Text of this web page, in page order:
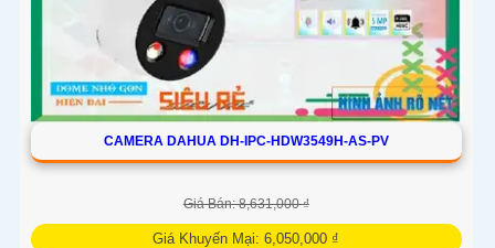
CAMERA DAHUA DH-IPC-HDW3549H-AS-PV
Giá Bán: 8,631,000 ₫
Giá Khuyến Mại: 6,050,000 ₫